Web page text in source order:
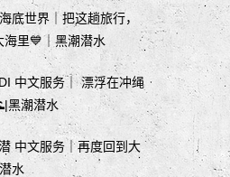
底世界｜把这趟旅行，
海里💙｜黑潮潜水
中文服务｜ 漂浮在冲绳
黑潮潜水
中文服务｜再度回到大
水